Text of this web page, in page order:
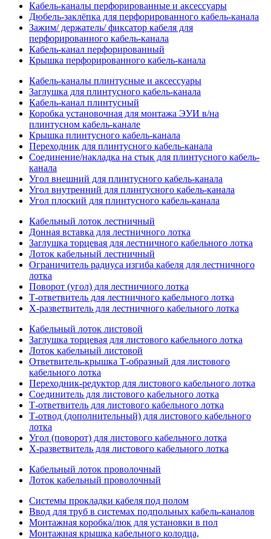
Кабель-каналы перфорированные и аксессуары
Дюбель-заклёпка для перфорированного кабель-канала
Зажим/ держатель/ фиксатор кабеля для
перфорированного кабель-канала
Кабель-канал перфорированный
Крышка перфорированного кабель-канала
Кабель-каналы плинтусные и аксессуары
Заглушка для плинтусного кабель-канала
Кабель-канал плинтусный
Коробка установочная для монтажа ЭУИ в/на
плинтусном кабель-канале
Крышка плинтусного кабель-канала
Переходник для плинтусного кабель-канала
Соединение/накладка на стык для плинтусного кабель-
канала
Угол внешний для плинтусного кабель-канала
Угол внутренний для плинтусного кабель-канала
Угол плоский для плинтусного кабель-канала
Кабельный лоток лестничный
Донная вставка для лестничного лотка
Заглушка торцевая для лестничного кабельного лотка
Лоток кабельный лестничный
Ограничитель радиуса изгиба кабеля для лестничного
лотка
Поворот (угол) для лестничного лотка
Т-ответвитель для лестничного кабельного лотка
Х-разветвитель для лестничного кабельного лотка
Кабельный лоток листовой
Заглушка торцевая для листового кабельного лотка
Лоток кабельный листовой
Ответвитель-крышка Т-образный для листового
кабельного лотка
Переходник-редуктор для листового кабельного лотка
Соединитель для листового кабельного лотка
Т-ответвитель для листового кабельного лотка
Т-отвод (дополнительный) для листового кабельного
лотка
Угол (поворот) для листового кабельного лотка
Х-разветвитель для листового кабельного лотка
Кабельный лоток проволочный
Лоток кабельный проволочный
Системы прокладки кабеля под полом
Ввод для труб в системах подпольных кабель-каналов
Монтажная коробка/люк для установки в пол
Монтажная крышка кабельного колодца,